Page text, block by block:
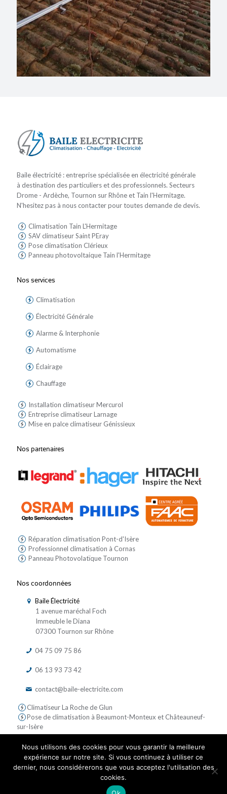
Baile électricité : entreprise spécialisée en électricité générale
à destination des particuliers et des professionnels. Secteurs
Drome - Ardèche, Tournon sur Rhône et Tain l'Hermitage.
N'hesitez pas à nous contacter pour toutes demande de devis.
Climatisation Tain L'Hermitage
SAV climatiseur Saint PEray
Pose climatisation Clérieux
Panneau photovoltaique Tain l'Hermitage
Nos services
Climatisation
Électricité Générale
Alarme & Interphonie
Automatisme
Éclairage
Chauffage
Installation climatiseur Mercurol
Entreprise climatiseur Larnage
Mise en palce climatiseur Génissieux
Nos partenaires
Réparation climatisation Pont-d'Isère
Professionnel climatisation à Cornas
Panneau Photovolatïque Tournon
Nos coordonnées
Baile Électricité
1 avenue maréchal Foch
Immeuble le Diana
07300 Tournon sur Rhône
04 75 09 75 86
06 13 93 73 42
contact@baile-electricite.com
Climatiseur La Roche de Glun
Pose de climatisation à Beaumont-Monteux et Châteauneuf-
sur-Isère
© 2019 Baile Electricite - Tous droits réservés | Réalisé par
Nous utilisons des cookies pour vous garantir la meilleure
expérience sur notre site. Si vous continuez à utiliser ce
dernier, nous considérerons que vous acceptez l'utilisation des
cookies.